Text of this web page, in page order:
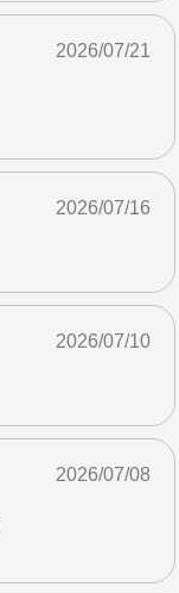
2026/07/21
2026/07/16
2026/07/10
2026/07/08